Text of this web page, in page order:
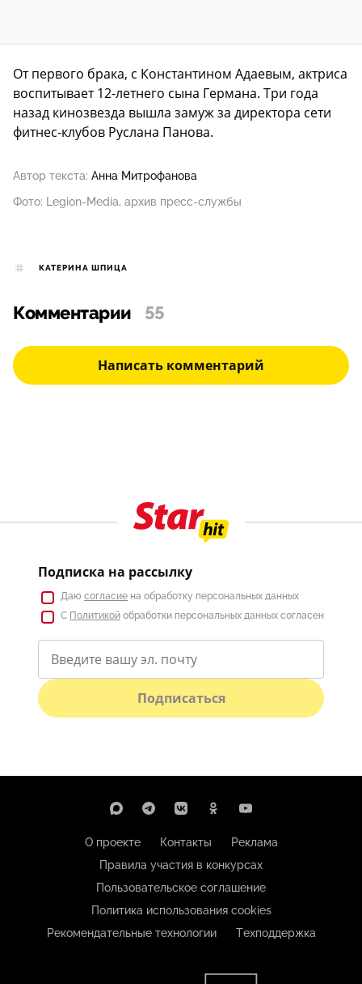
От первого брака, с Константином Адаевым, актриса
воспитывает 12-летнего сына Германа. Три года
назад кинозвезда вышла замуж за директора сети
фитнес-клубов Руслана Панова.
Автор текста: Анна Митрофанова
Фото: Legion-Media, архив пресс-службы
КАТЕРИНА ШПИЦА
Комментарии 55
Написать комментарий
Подписка на рассылку
Даю согласие на обработку персональных данных
С Политикой обработки персональных данных согласен
Подписаться
О проекте Контакты
Реклама
Правила участия в конкурсах
Пользовательское соглашение
Политика использования cookies
Рекомендательные технологии
Техподдержка